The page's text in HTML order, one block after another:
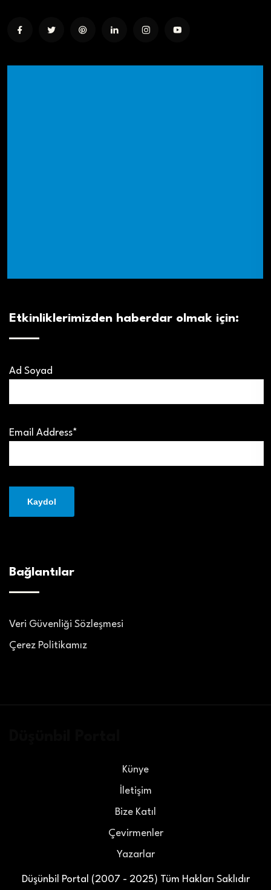
Etkinliklerimizden haberdar olmak için:
Ad Soyad
Email Address*
Bağlantılar
Veri Güvenliği Sözleşmesi
Çerez Politikamız
Düşünbil Portal (2007 - 2025) Tüm Hakları Saklıdır
Künye
İletişim
Bize Katıl
Çevirmenler
Yazarlar